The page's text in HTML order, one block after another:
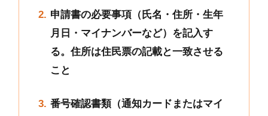
申請書の必要事項（氏名・住所・生年
月日・マイナンバーなど）を記入す
る。住所は住民票の記載と一致させる
こと
番号確認書類（通知カードまたはマイ